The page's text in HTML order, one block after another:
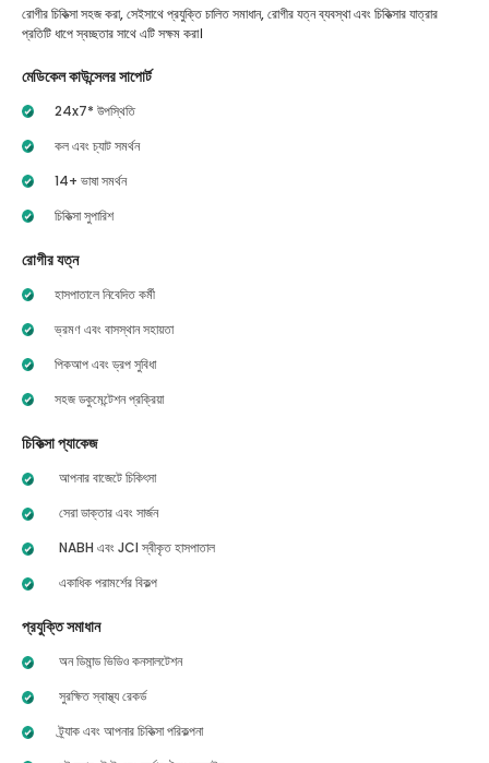
রোগীর চিকিত্সা সহজ করা, সেইসাথে প্রযুক্তি চালিত সমাধান, রোগীর যত্ন ব্যবস্থা এবং চিকিত্সার যাত্রার
প্রতিটি ধাপে স্বচ্ছতার সাথে এটি সক্ষম করা।
মেডিকেল কাউন্সেলর সাপোর্ট
24x7* উপস্থিতি
কল এবং চ্যাট সমর্থন
14+ ভাষা সমর্থন
চিকিত্সা সুপারিশ
রোগীর যত্ন
হাসপাতালে নিবেদিত কর্মী
ভ্রমণ এবং বাসস্থান সহায়তা
পিকআপ এবং ড্রপ সুবিধা
সহজ ডকুমেন্টেশন প্রক্রিয়া
চিকিত্সা প্যাকেজ
আপনার বাজেটে চিকিৎসা
সেরা ডাক্তার এবং সার্জন
NABH এবং JCI স্বীকৃত হাসপাতাল
একাধিক পরামর্শের বিকল্প
প্রযুক্তি সমাধান
অন ডিমান্ড ভিডিও কনসালটেশন
সুরক্ষিত স্বাস্থ্য রেকর্ড
ট্র্যাক এবং আপনার চিকিত্সা পরিকল্পনা